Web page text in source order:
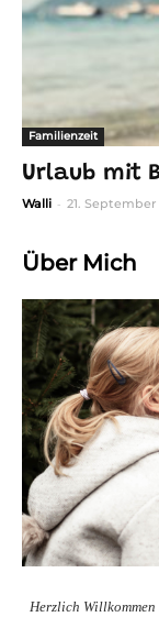
Familienzeit
Urlaub mit
Walli - 21. September
Über Mich
Herzlich